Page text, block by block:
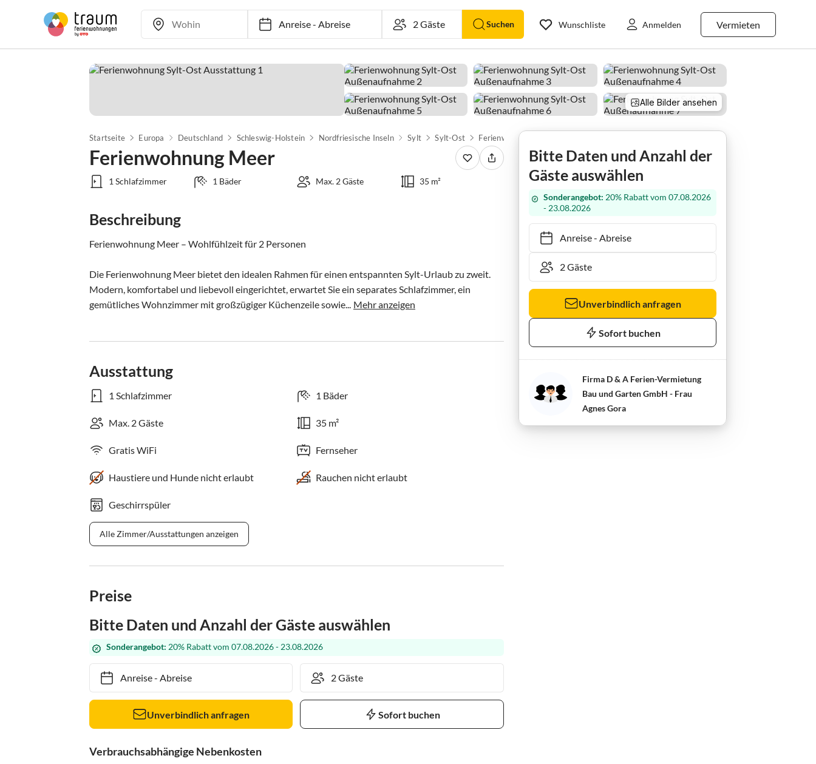
Anreise-Abreise Suchen Vermieten
Wunschliste Anmelden
Alle Bilder ansehen
Startseite Europa Deutschland Schleswig-Holstein Nordfriesische Inseln Sylt Sylt-Ost Ferienwohnung Meer
Ferienwohnung Meer
1 Schlafzimmer 1 Bäder Max. 2 Gäste 35 m²
Beschreibung
Ferienwohnung Meer – Wohlfühlzeit für 2 Personen
Die Ferienwohnung Meer bietet den idealen Rahmen für einen entspannten Sylt-Urlaub zu zweit.
Modern, komfortabel und liebevoll eingerichtet, erwartet Sie ein separates Schlafzimmer, ein
gemütliches Wohnzimmer mit großzügiger Küchenzeile sowie... Mehr anzeigen
Ausstattung
1 Schlafzimmer 1 Bäder
Max. 2 Gäste 35 m²
Gratis WiFi Fernseher
Haustiere und Hunde nicht erlaubt Rauchen nicht erlaubt
Geschirrspüler
Alle Zimmer/Ausstattungen anzeigen
Preise
Bitte Daten und Anzahl der Gäste auswählen
Sonderangebot: 20% Rabatt vom 07.08.2026 - 23.08.2026
Anreise- Abreise
Unverbindlich anfragen Sofort buchen
Verbrauchsabhängige Nebenkosten
Bitte Daten und Anzahl der
Gäste auswählen
Sonderangebot: 20% Rabatt vom 07.08.2026
- 23.08.2026
Anreise- Abreise
Unverbindlich anfragen
Sofort buchen
Firma D & A Ferien-Vermietung
Bau und Garten GmbH - Frau
Agnes Gora